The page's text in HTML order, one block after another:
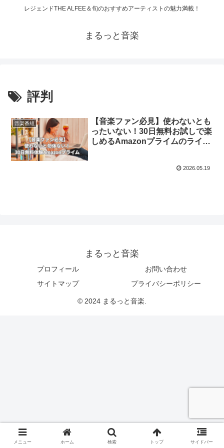
レジェンドTHE ALFEE＆旬のおすすめアーティストの魅力満載！
まるっと音楽
評判
音楽番組
【音楽ファン必見】使わないとも
ったいない！30日無料お試しで楽
しめるAmazonプライムのライブ
2026.05.19
まるっと音楽
プロフィール
お問い合わせ
サイトマップ
プライバシーポリシー
© 2024 まるっと音楽.
メニュー ホーム 検索 トップ サイドバー